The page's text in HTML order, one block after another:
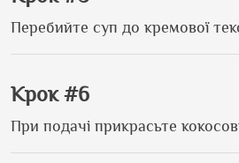
Перебийте суп до кремової
Крок #6
При подачі прикрасьте